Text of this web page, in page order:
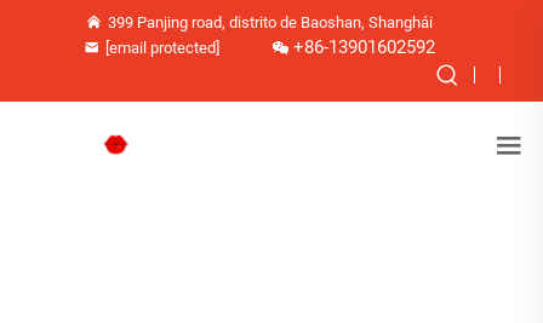
399 Panjing road, distrito de Baoshan, Shanghái
[email protected]
+86-13901602592